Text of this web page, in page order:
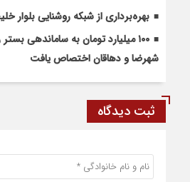
بهره‌برداری از شبکه روشنایی بلوار
۱۰۰ میلیارد تومان به ساماندهی
شهرضا و دهاقان اختصاص یافت
ثبت دیدگاه